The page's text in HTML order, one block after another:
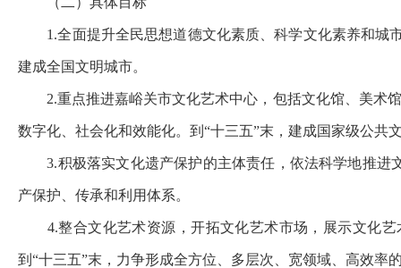
1.全面提升全民思想道德文化素质、科学文化素养和城
建成全国文明城市。
2.重点推进嘉峪关市文化艺术中心，包括文化馆、美术馆
数字化、社会化和效能化。到 “十三五”末，建成国家级公共
3.积极落实文化遗产保护的主体责任，依法科学地推进
产保护、传承和利用体系。
4.整合文化艺术资源，开拓文化艺术市场，展示文化
到 “十三五”末，力争形成全方位、多层次、宽领域、高效率